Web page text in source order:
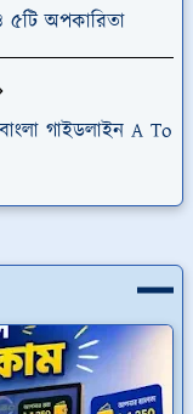
৫টি অপকারিতা
গাইডলাইন A To